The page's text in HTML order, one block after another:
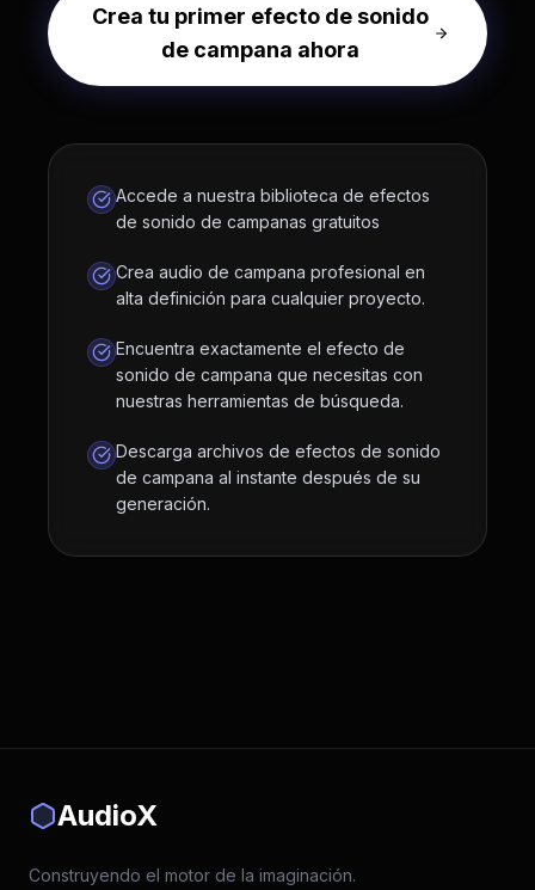
Crea tu primer efecto de sonido
de campana ahora
Accede a nuestra biblioteca de efectos
de sonido de campanas gratuitos
Crea audio de campana profesional en
alta definición para cualquier proyecto.
Encuentra exactamente el efecto de
sonido de campana que necesitas con
nuestras herramientas de búsqueda.
Descarga archivos de efectos de sonido
de campana al instante después de su
generación.
AudioX
Construyendo el motor de la imaginación.